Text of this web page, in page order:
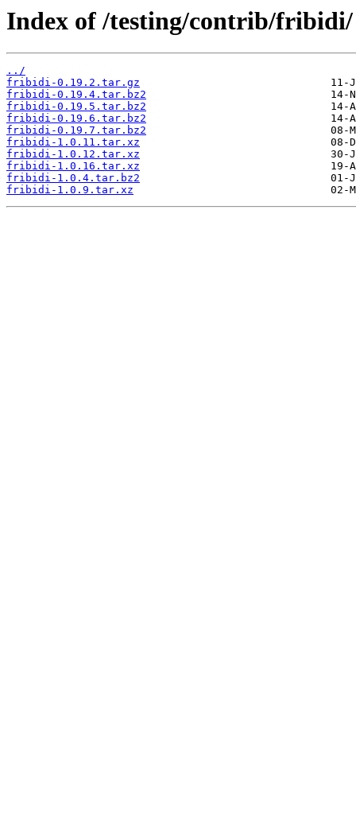
Index of /testing/contrib/fribidi/
../
fribidi-0.19.2.tar.gz
fribidi-0.19.4.tar.bz2
fribidi-0.19.5.tar.bz2
fribidi-0.19.6.tar.bz2
fribidi-0.19.7.tar.bz2
fribidi-1.0.11.tar.xz
fribidi-1.0.12.tar.xz
fribidi-1.0.16.tar.xz
fribidi-1.0.4.tar.bz2
fribidi-1.0.9.tar.xz